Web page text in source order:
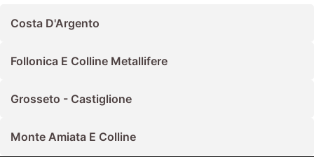
Costa D'Argento
Follonica E Colline Metallifere
Grosseto - Castiglione
Monte Amiata E Colline